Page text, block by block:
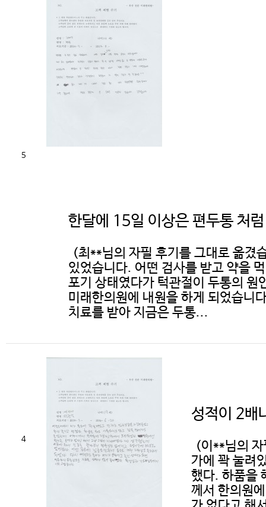
5
한달에 15일 이상은 편두통 처
(최**님의 자필 후기를 그대로 옮겼
있었습니다. 어떤 검사를 받고 약을
포기 상태였다가 턱관절이 두통의 원
미래한의원에 내원을 하게 되었습니
치료를 받아 지금은 두통...
4
성적이 2배
(이**님의 자
가에 꽉 눌려
했다. 하품을
께서 한의원